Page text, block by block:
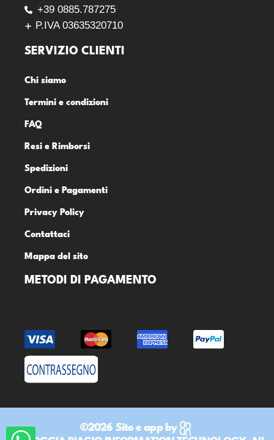
+39 0885.787275
P.IVA 03635320710
SERVIZIO CLIENTI
Chi siamo
Termini e condizioni
FAQ
Resi e Rimborsi
Spedizioni
Ordini e Pagamenti
Privacy Policy
Contattaci
Mappa del sito
METODI DI PAGAMENTO
©2026 Sito e app by